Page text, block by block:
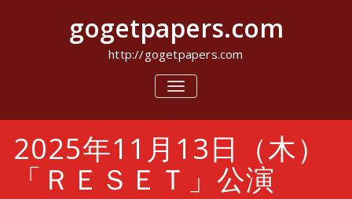
キ
gogetpapers.com
http://gogetpapers.com
ナ
ビ
シ
2025年11月13日（木）
「ＲＥＳＥＴ」公演